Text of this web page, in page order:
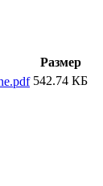
Размер
542.74 КБ